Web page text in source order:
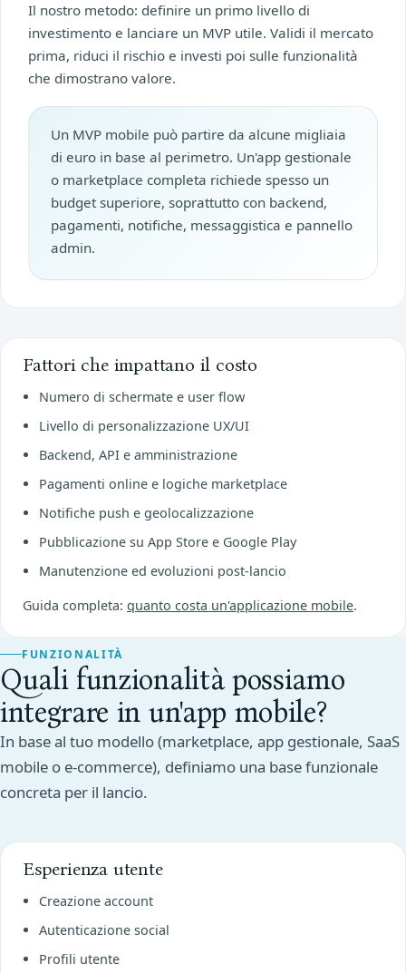
Il nostro metodo: definire un primo livello di
investimento e lanciare un MVP utile. Validi il mercato
prima, riduci il rischio e investi poi sulle funzionalità
che dimostrano valore.
Un MVP mobile può partire da alcune migliaia
di euro in base al perimetro. Un'app gestionale
o marketplace completa richiede spesso un
budget superiore, soprattutto con backend,
pagamenti, notifiche, messaggistica e pannello
admin.
Fattori che impattano il costo
Numero di schermate e user flow
Livello di personalizzazione UX/UI
Backend, API e amministrazione
Pagamenti online e logiche marketplace
Notifiche push e geolocalizzazione
Pubblicazione su App Store e Google Play
Manutenzione ed evoluzioni post-lancio
Guida completa: quanto costa un'applicazione mobile.
FUNZIONALITÀ
Quali funzionalità possiamo
integrare in un'app mobile?
In base al tuo modello (marketplace, app gestionale, SaaS
mobile o e-commerce), definiamo una base funzionale
concreta per il lancio.
Esperienza utente
Creazione account
Autenticazione social
Profili utente